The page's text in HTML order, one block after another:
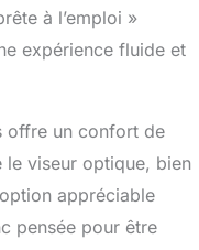
photos en
de
notre
à l’emploi »
expérience fluide et
offre un confort de
le viseur optique, bien
appréciable
pensée pour être